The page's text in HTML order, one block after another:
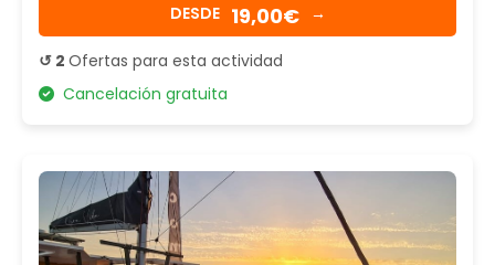
DESDE 19,00€ →
↺ 2 Ofertas para esta actividad
Cancelación gratuita